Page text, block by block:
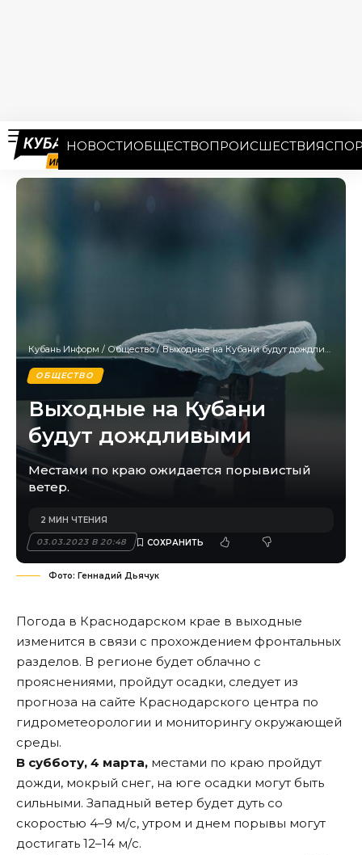
НОВОСТИОБЩЕСТВОПРОИСШЕСТВИЯ
Кубань Информ / Общество/Выходные на Кубани будут дождливыми
ОБЩЕСТВО
Выходные на Кубани
будут дождливыми
Местами по краю ожидается порывистый
ветер.
03.03.2023 В 20:48
2 МИН ЧТЕНИЯ
Фото: Геннадий Дьячук
Погода в Краснодарском крае в выходные
изменится в связи с прохождением фронтальных
разделов. В регионе будет облачно с
прояснениями, пройдут осадки, следует из
прогноза на сайте Краснодарского центра по
гидрометеорологии и мониторингу окружающей
среды.
В субботу, 4 марта, местами по краю пройдут
дожди, мокрый снег, на юге осадки могут быть
сильными. Западный ветер будет дуть со
скоростью 4–9 м/с, утром и днем порывы могут
достигать 12–14 м/с.